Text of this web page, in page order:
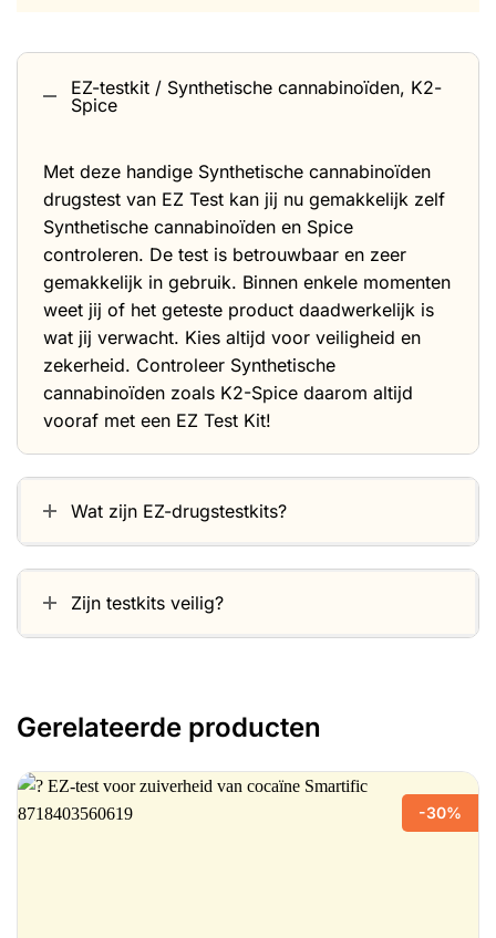
EZ-testkit / Synthetische cannabinoïden, K2-
Spice
Met deze handige Synthetische cannabinoïden
drugstest van EZ Test kan jij nu gemakkelijk zelf
Synthetische cannabinoïden en Spice
controleren. De test is betrouwbaar en zeer
gemakkelijk in gebruik. Binnen enkele momenten
weet jij of het geteste product daadwerkelijk is
wat jij verwacht. Kies altijd voor veiligheid en
zekerheid. Controleer Synthetische
cannabinoïden zoals K2-Spice daarom altijd
vooraf met een EZ Test Kit!
Wat zijn EZ-drugstestkits?
Zijn testkits veilig?
Gerelateerde producten
-30%